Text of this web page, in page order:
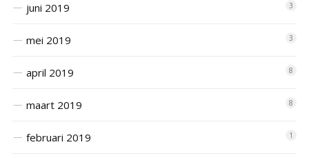
juni 2019 3
mei 2019 3
april 2019 8
maart 2019 8
februari 2019 1